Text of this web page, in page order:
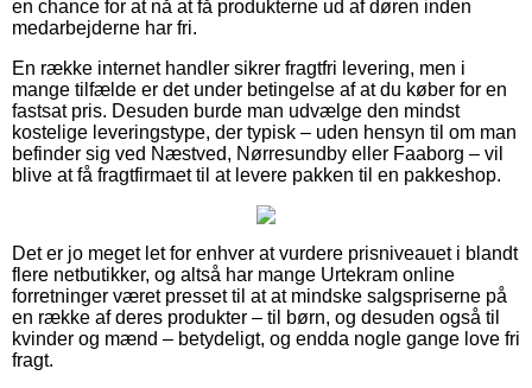
en chance for at nå at få produkterne ud af døren inden
medarbejderne har fri.
En række internet handler sikrer fragtfri levering, men i
mange tilfælde er det under betingelse af at du køber for en
fastsat pris. Desuden burde man udvælge den mindst
kostelige leveringstype, der typisk – uden hensyn til om man
befinder sig ved Næstved, Nørresundby eller Faaborg – vil
blive at få fragtfirmaet til at levere pakken til en pakkeshop.
Det er jo meget let for enhver at vurdere prisniveauet i blandt
flere netbutikker, og altså har mange Urtekram online
forretninger været presset til at at mindske salgspriserne på
en række af deres produkter – til børn, og desuden også til
kvinder og mænd – betydeligt, og endda nogle gange love fri
fragt.